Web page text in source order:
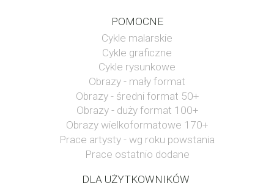
POMOCNE
Cykle malarskie
Cykle graficzne
Cykle rysunkowe
Obrazy - mały format
Obrazy - średni format 50+
Obrazy - duży format 100+
Obrazy wielkoformatowe 170+
Prace artysty - wg roku powstania
Prace ostatnio dodane
DLA UŻYTKOWNIKÓW